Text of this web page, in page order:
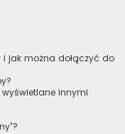
i jak można dołączyć do
innymi